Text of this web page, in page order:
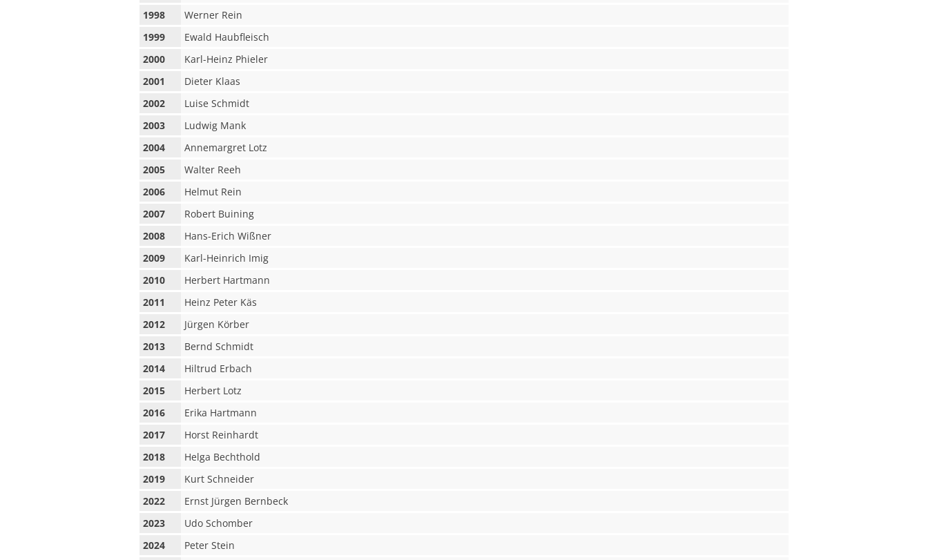
1998
Werner Rein
1999
Ewald Haubfleisch
2000
Karl-Heinz Phieler
2001
Dieter Klaas
2002
Luise Schmidt
2003
Ludwig Mank
2004
Annemargret Lotz
2005
Walter Reeh
2006
Helmut Rein
2007
Robert Buining
2008
Hans-Erich Wißner
2009
Karl-Heinrich Imig
2010
Herbert Hartmann
2011
Heinz Peter Käs
2012
Jürgen Körber
2013
Bernd Schmidt
2014
Hiltrud Erbach
2015
Herbert Lotz
2016
Erika Hartmann
2017
Horst Reinhardt
2018
Helga Bechthold
2019
Kurt Schneider
2022
Ernst Jürgen Bernbeck
2023
Udo Schomber
2024
Peter Stein